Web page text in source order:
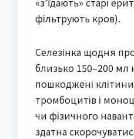
фільтрують кров).
Селезінка щодня
близько 150–200 мл
пошкоджені
тромбоцитів і
чи фізичного
здатна